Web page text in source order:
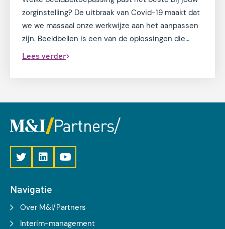
zorginstelling? De uitbraak van Covid-19 maakt dat
we we massaal onze werkwijze aan het aanpassen
zijn. Beeldbellen is een van de oplossingen die
hierbij kan ondersteunen. Krijg in vier stappen
Lees verder
Navigatie
Over M&I/Partners
Interim-management